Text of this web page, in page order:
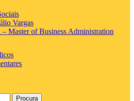
Vargas
Master of Business Administration
Procura